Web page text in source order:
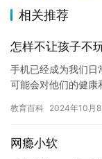
相关推荐
怎样不让孩子不
手机已经成为我们日
可能会对他们的健康
机游戏…
教育百科 2024年10月8
网瘾小软